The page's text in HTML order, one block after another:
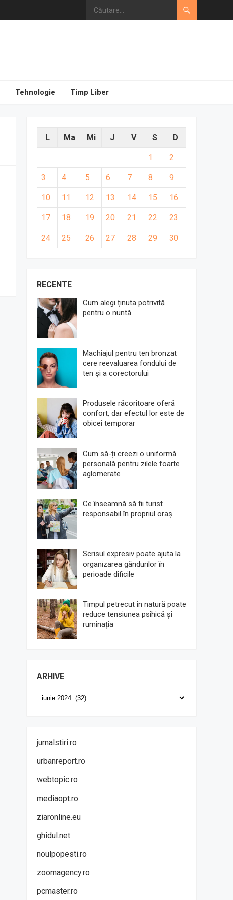
Tehnologie Timp Liber
L Ma Mi J V S D
1 2
3 4 5 6 7 8 9
10 11 12 13 14 15 16
17 18 19 20 21 22 23
24 25 26 27 28 29 30
RECENTE
Cum alegi ținuta potrivită
pentru o nuntă
Machiajul pentru ten bronzat
cere reevaluarea fondului de
ten și a corectorului
Produsele răcoritoare oferă
confort, dar efectul lor este de
obicei temporar
Cum să-ți creezi o uniformă
personală pentru zilele foarte
aglomerate
Ce înseamnă să fii turist
responsabil în propriul oraș
Scrisul expresiv poate ajuta la
organizarea gândurilor în
perioade dificile
Timpul petrecut în natură poate
reduce tensiunea psihică și
ruminația
ARHIVE
Arhive
jurnalstiri.ro
urbanreport.ro
webtopic.ro
mediaopt.ro
ziaronline.eu
ghidul.net
noulpopesti.ro
zoomagency.ro
pcmaster.ro